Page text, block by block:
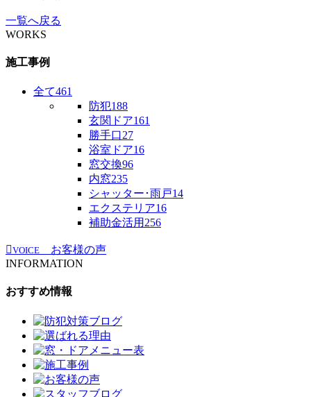
一覧へ戻る
WORKS
施工事例
全て461
防犯188
玄関ドア161
勝手口27
浴室ドア16
窓交換96
内窓235
シャッター･雨戸14
エクステリア16
補助金活用 256
VOICE
お客様の声
INFORMATION
おすすめ情報